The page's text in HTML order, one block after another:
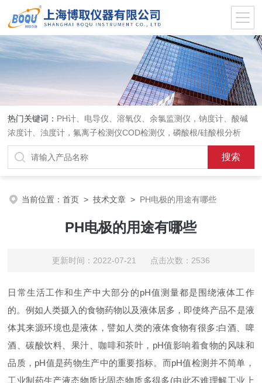
热门关键词： PH计、电导仪、溶氧仪、余氯监测仪，钠度计、酸碱
浓度计、浊度计，氟离子检测仪COD检测仪，磷酸根/硅酸根分析
仪，PH电极、溶氧电极、电导电极
当前位置：首页 >技术文章 > PH电极的用途有哪些
PH电极的用途有哪些
更新时间：2022-07-21 点击次数：2536
日常生活工作和生产中大部分的pH值测量都是围绕液体工作
的。例如人类摄入的食物药物以及液体居多，即使终产品不是液
体其来源环境也是液体，譬如人类的液体食物有很多:白酒、啤
酒、碳酸饮料、果汁、咖啡和茶叶，pH值影响着食物的风味和
品质，pH值是药物生产中的重要指标。而pH值检测并不简单，
工业制药生产液态物质比固态物质多得多(由此不难理解工业上